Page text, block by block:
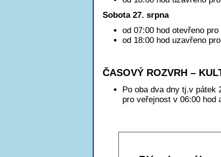
Sobota 27. srpna
od 07:00 hod otevřeno
od 18:00 hod uzavřeno
ČASOVÝ ROZVRH –
Po oba dva dny tj.v pátek
pro veřejnost v 06:00 hod